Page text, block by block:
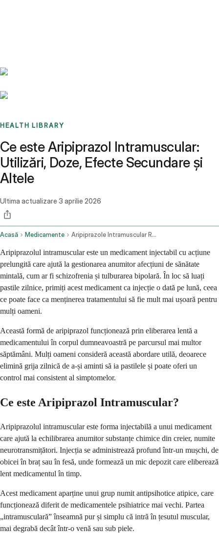
HEALTH LIBRARY
Ce este Aripiprazol Intramuscular:
Utilizări, Doze, Efecte Secundare și
Altele
Ultima actualizare 3 aprilie 2026
Acasă Medicamente Aripiprazole Intramuscular Route
Aripiprazolul intramuscular este un medicament injectabil cu acțiune
prelungită care ajută la gestionarea anumitor afecțiuni de sănătate
mintală, cum ar fi schizofrenia și tulburarea bipolară. În loc să luați
pastile zilnice, primiți acest medicament ca injecție o dată pe lună, ceea
ce poate face ca menținerea tratamentului să fie mult mai ușoară pentru
mulți oameni.
Această formă de aripiprazol funcționează prin eliberarea lentă a
medicamentului în corpul dumneavoastră pe parcursul mai multor
săptămâni. Mulți oameni consideră această abordare utilă, deoarece
elimină grija zilnică de a-și aminti să ia pastilele și poate oferi un
control mai consistent al simptomelor.
Ce este Aripiprazol Intramuscular?
Aripiprazolul intramuscular este forma injectabilă a unui medicament
care ajută la echilibrarea anumitor substanțe chimice din creier, numite
neurotransmițători. Injecția se administrează profund într-un mușchi, de
obicei în braț sau în fesă, unde formează un mic depozit care eliberează
lent medicamentul în timp.
Acest medicament aparține unui grup numit antipsihotice atipice, care
funcționează diferit de medicamentele psihiatrice mai vechi. Partea
„intramusculară” înseamnă pur și simplu că intră în țesutul muscular,
mai degrabă decât într-o venă sau sub piele.